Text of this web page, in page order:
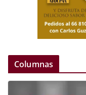
Columnas